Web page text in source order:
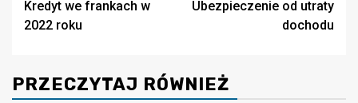
wpisy
Kredyt we frankach w
2022 roku
Ubezpieczenie od utraty
dochodu
PRZECZYTAJ RÓWNIEŻ